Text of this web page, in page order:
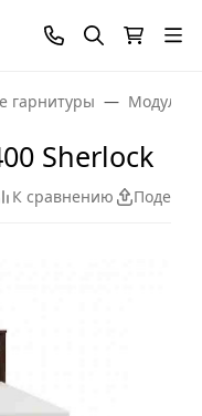
гарнитуры
Sherlock
К сравнению